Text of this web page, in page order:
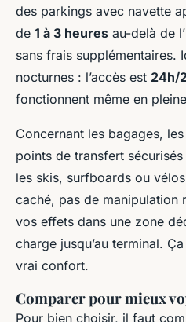
des parkings avec navette
de 1 à 3 heures au-delà de
sans frais supplémentaires.
nocturnes : l’accès est 24h/
fonctionnent même en
Concernant les bagages,
points de transfert
les skis, surfboards ou
caché, pas de manipulation
vos effets dans une zone
charge jusqu’au terminal.
vrai confort.
Comparer pour mieux
Pour bien choisir, il faut